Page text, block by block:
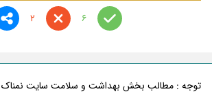
6
2
توجه : مطالب بخش بهداشت و سلامت سایت نمناک